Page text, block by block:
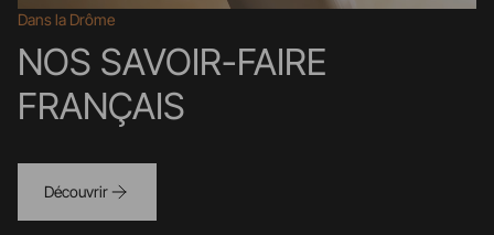
Dans la Drôme
NOS SAVOIR-FAIRE
FRANÇAIS
Découvrir